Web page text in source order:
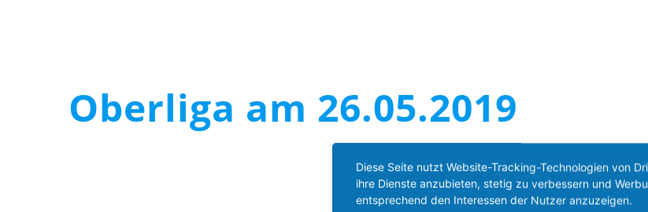
Oberliga am 26.05.2019
Kontakt
Diese Seite nutzt Website-Tracking-Technologien von
ihre Dienste anzubieten, stetig zu verbessern und
entsprechend den Interessen der Nutzer anzuzeigen.